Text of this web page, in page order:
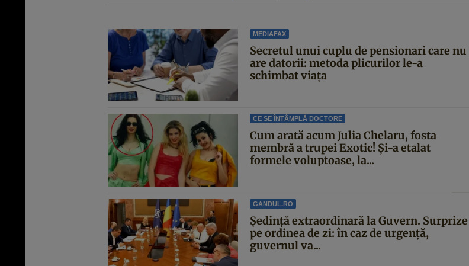
MEDIAFAX
Secretul unui cuplu de pensionari care nu
are datorii: metoda plicurilor le-a
schimbat viața
CE SE ÎNTÂMPLĂ DOCTORE
Cum arată acum Julia Chelaru, fosta
membră a trupei Exotic! Și-a etalat
formele voluptoase, la...
GANDUL.RO
Şedinţă extraordinară la Guvern. Surprize
pe ordinea de zi: în caz de urgență,
guvernul va...